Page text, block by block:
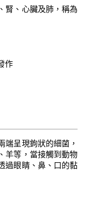
腎、心臟及肺，稱為
作
端呈現鉤狀的細菌，
羊等，當接觸到動物
過眼睛、鼻、口的黏